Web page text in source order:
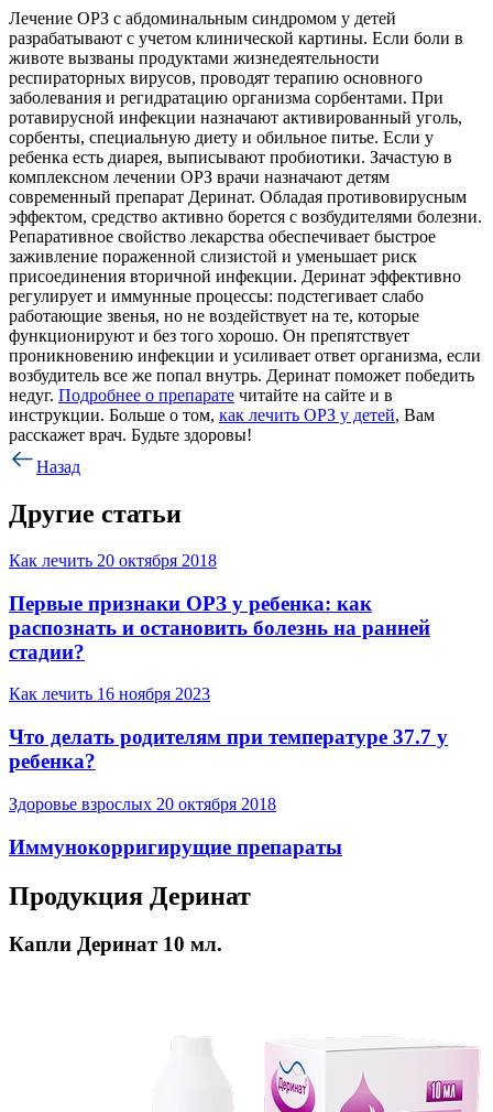
Лечение ОРЗ с абдоминальным синдромом у детей
разрабатывают с учетом клинической картины. Если боли в
животе вызваны продуктами жизнедеятельности
респираторных вирусов, проводят терапию основного
заболевания и регидратацию организма сорбентами. При
ротавирусной инфекции назначают активированный уголь,
сорбенты, специальную диету и обильное питье. Если у
ребенка есть диарея, выписывают пробиотики. Зачастую в
комплексном лечении ОРЗ врачи назначают детям
современный препарат Деринат. Обладая противовирусным
эффектом, средство активно борется с возбудителями болезни.
Репаративное свойство лекарства обеспечивает быстрое
заживление пораженной слизистой и уменьшает риск
присоединения вторичной инфекции. Деринат эффективно
регулирует и иммунные процессы: подстегивает слабо
работающие звенья, но не воздействует на те, которые
функционируют и без того хорошо. Он препятствует
проникновению инфекции и усиливает ответ организма, если
возбудитель все же попал внутрь. Деринат поможет победить
недуг. Подробнее о препарате читайте на сайте и в
инструкции. Больше о том, как лечить ОРЗ у детей, Вам
расскажет врач. Будьте здоровы!
Назад
Другие статьи
Как лечить 20 октября 2018
Первые признаки ОРЗ у ребенка: как
распознать и остановить болезнь на ранней
стадии?
Как лечить 16 ноября 2023
Что делать родителям при температуре 37.7 у
ребенка?
Здоровье взрослых 20 октября 2018
Иммунокорригирущие препараты
Продукция Деринат
Капли Деринат 10 мл.